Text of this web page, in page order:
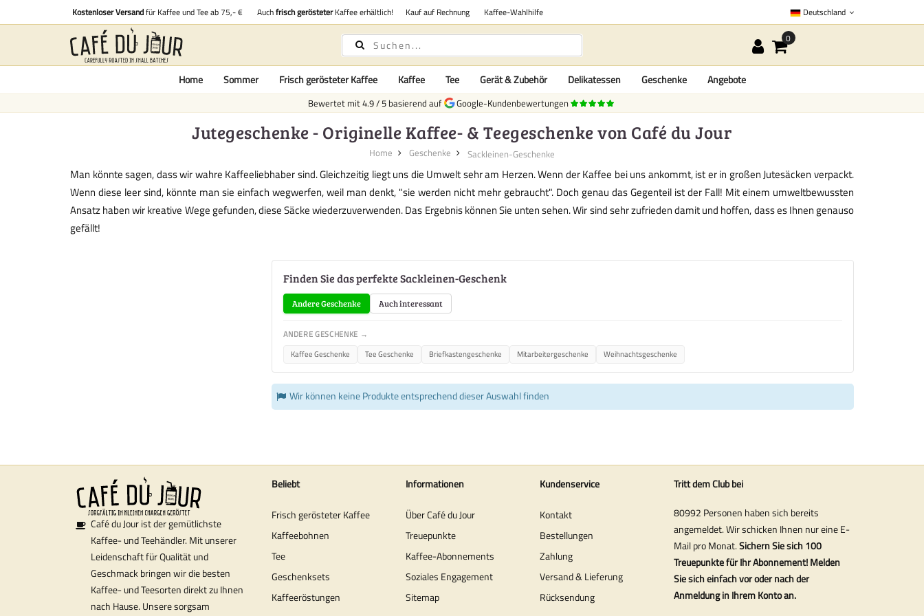
Kostenloser Versandfür Kaffee und Tee ab 75,- € Auchfrisch gerösteterKaffee erhältlich! Kauf auf Rechnung Kaffee-Wahlhilfe Deutschland
Home Sommer Frisch gerösteter Kaffee Kaffee Tee Gerät & Zubehör Delikatessen Geschenke Angebote
Bewertet mit4.9/5 basierend auf Google-Kundenbewertungen
Jutegeschenke - Originelle Kaffee- & Teegeschenke von Café du Jour
Home Geschenke Sackleinen-Geschenke
Man könnte sagen, dass wir wahre Kaffeeliebhaber sind. Gleichzeitig liegt uns die Umwelt sehr am Herzen. Wenn der Kaffee bei uns ankommt, ist er in großen Jutesäcken verpackt.
Wenn diese leer sind, könnte man sie einfach wegwerfen, weil man denkt, "sie werden nicht mehr gebraucht". Doch genau das Gegenteil ist der Fall! Mit einem umweltbewussten
Ansatz haben wir kreative Wege gefunden, diese Säcke wiederzuverwenden. Das Ergebnis können Sie unten sehen. Wir sind sehr zufrieden damit und hoffen, dass es Ihnen genauso
gefällt!
Finden Sie das perfekte Sackleinen-Geschenk
Andere Geschenke Auch interessant
ANDERE GESCHENKE →
Kaffee Geschenke
Tee Geschenke Briefkastengeschenke Mitarbeitergeschenke Weihnachtsgeschenke
Wir können keine Produkte entsprechend dieser Auswahl finden
Café du Jour ist der gemütlichste
Kaffee- und Teehändler. Mit unserer
Leidenschaft für Qualität und
Geschmack bringen wir die besten
Kaffee- und Teesorten direkt zu Ihnen
nach Hause. Unsere sorgsam
Beliebt
Frisch gerösteter Kaffee
Kaffeebohnen
Tee
Geschenksets
Kaffeeröstungen
Informationen
Über Café du Jour
Treuepunkte
Kaffee-Abonnements
Soziales Engagement
Sitemap
Kundenservice
Kontakt
Bestellungen
Zahlung
Versand & Lieferung
Rücksendung
Tritt dem Club bei
80992 Personen haben sich bereits
angemeldet. Wir schicken Ihnen nur eine E-
Mail pro Monat.Sichern Sie sich 100
Treuepunkte für Ihr Abonnement! Melden
Sie sich einfach vor oder nach der
Anmeldung in Ihrem Konto an.